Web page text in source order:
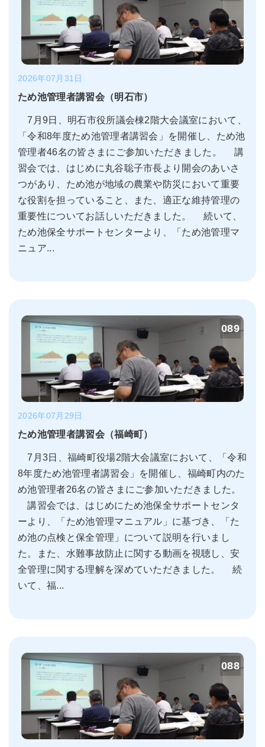
2026年07月31日
ため池管理者講習会（明石市）
7月9日、明石市役所議会棟2階大会議室において、
「令和8年度ため池管理者講習会」を開催し、ため池
管理者46名の皆さまにご参加いただきました。 講
習会では、はじめに丸谷聡子市長より開会のあいさ
つがあり、ため池が地域の農業や防災において重要
な役割を担っていること、また、適正な維持管理の
重要性についてお話しいただきました。 続いて、
ため池保全サポートセンターより、「ため池管理マ
ニュア...
089
2026年07月29日
ため池管理者講習会（福崎町）
7月3日、福崎町役場2階大会議室において、「令和
8年度ため池管理者講習会」を開催し、福崎町内のた
め池管理者26名の皆さまにご参加いただきました。
講習会では、はじめにため池保全サポートセンタ
ーより、「ため池管理マニュアル」に基づき、「た
め池の点検と保全管理」について説明を行いまし
た。また、水難事故防止に関する動画を視聴し、安
全管理に関する理解を深めていただきました。 続
いて、福...
088